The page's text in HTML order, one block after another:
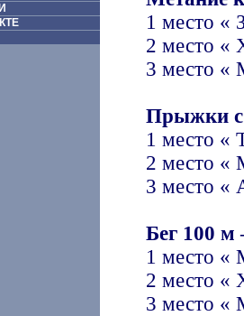
1 место «
2 место «
3 место «
Прыжки с
1 место «
2 место «
3 место «
Бег 100 м
1 место «
2 место «
3 место «